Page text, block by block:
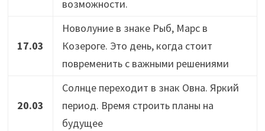
возможности.
17.03
Новолуние в знаке Рыб, Марс в
Козероге. Это день, когда стоит
повременить с важными решениями
20.03
Солнце переходит в знак Овна. Яркий
период. Время строить планы на
будущее